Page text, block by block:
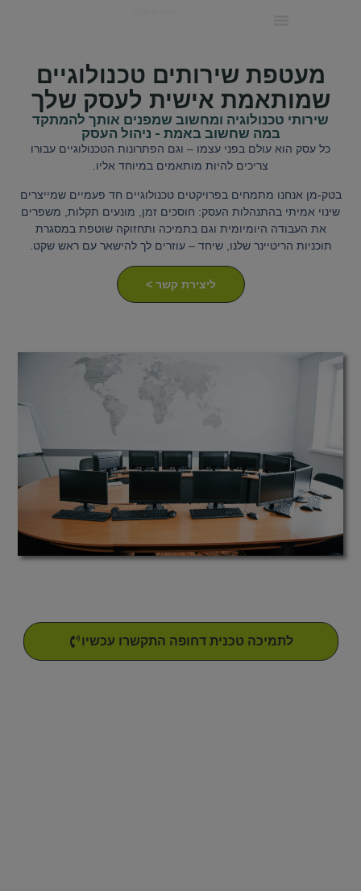
מעטפת שירותים טכנולוגיים
שמותאמת אישית לעסק שלך
שירותי טכנולוגיה ומחשוב שמפנים אותך להמתקד
במה שחשוב באמת - ניהול העסק
כל עסק הוא עולם בפני עצמו – וגם הפתרונות הטכנולוגיים עבורו
צריכים להיות מותאמים במיוחד אליו.
בטק-מן אנחנו מתמחים בפרויקטים טכנולוגיים חד פעמיים שמייצרים
שינוי אמיתי בהתנהלות העסק: חוסכים זמן, מונעים תקלות, משפרים
את העבודה היומיומית וגם בתמיכה ותחזוקה שוטפת במסגרת
תוכניות הריטיינר שלנו, שיחד – עוזרים לך להישאר עם ראש שקט.
ליצירת קשר >
לתמיכה טכנית דחופה התקשרו עכשיו